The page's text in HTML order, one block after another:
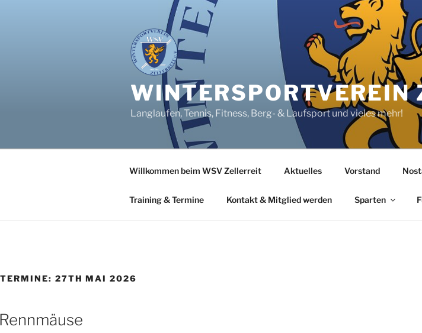
WINTERSPORTVEREIN
Langlaufen, Tennis, Fitness, Berg- & Laufsport und vieles mehr!
Willkommen beim WSV Zellerreit Aktuelles Vorstand
Training & Termine Kontakt & Mitglied werden Sparten
TERMINE: 27TH MAI 2026